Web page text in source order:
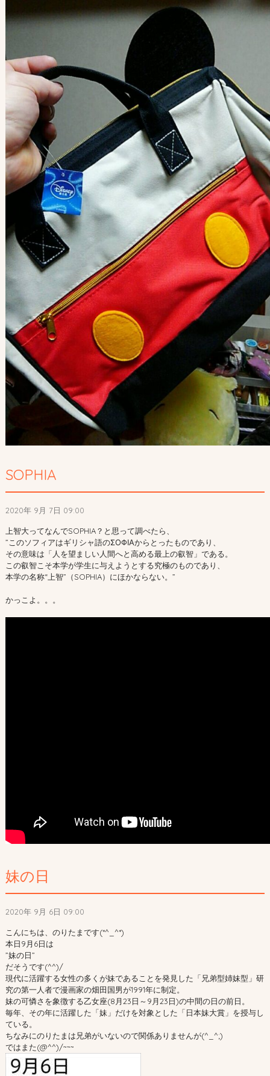
SOPHIA
2020年 9月 7日 09:00
上智大ってなんでSOPHIA？と思って調べたら、
”このソフィアはギリシャ語のΣΟΦΙΑからとったものであり、
その意味は「人を望ましい人間へと高める最上の叡智」である。
この叡智こそ本学が学生に与えようとする究極のものであり、
本学の名称“上智”（SOPHIA）にほかならない。”
かっこよ。。。
妹の日
2020年 9月 6日 09:00
こんにちは、のりたまです(*^_^*)
本日9月6日は
”妹の日”
だそうです(^^)/
現代に活躍する女性の多くが妹であることを発見した「兄弟型姉妹型」研
究の第一人者で漫画家の畑田国男が1991年に制定。
妹の可憐さを象徴する乙女座(8月23日～9月23日)の中間の日の前日。
毎年、その年に活躍した「妹」だけを対象とした「日本妹大賞」を授与し
ている。
ちなみにのりたまは兄弟がいないので関係ありませんが(^_^;)
ではまた(@^^)/~~~